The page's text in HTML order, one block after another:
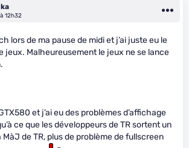
12h32
lors de ma pause de midi et j’ai juste eu le
jeux. Malheureusement le jeux ne se lance
et j’ai eu des problèmes d’affichage
ce que les développeurs de TR sortent un
de TR, plus de problème de fullscreen